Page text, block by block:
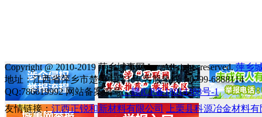
Copyright @ 2010-2019 萍乡城事网 Inc. All rights reserved.萍乡
地址：江西省萍乡市楚萍中路1号 客服热线：0799-6888114
QQ:786619992 网站备案编号：赣ICP备18014388号-1
友情链接： 江西正锐和新材料有限公司 上栗县科源冶金材料